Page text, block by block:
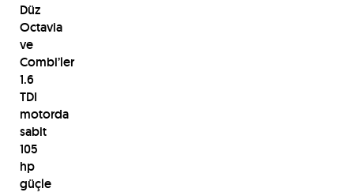
Düz
Octavia
ve
Combi’ler
1.6
TDI
motorda
sabit
105
hp
güçle